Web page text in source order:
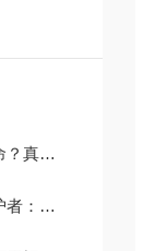
关键决策
解析！